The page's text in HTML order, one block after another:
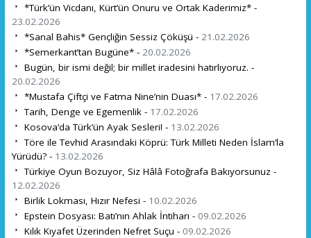
*Türk’ün Vicdanı, Kürt’ün Onuru ve Ortak Kaderimiz* -
23.02.2026
*Sanal Bahis* Gençliğin Sessiz Çöküşü - 21.02.2026
*Semerkant’tan Bugüne* - 20.02.2026
Bugün, bir ismi değil; bir millet iradesini hatırlıyoruz. -
20.02.2026
*Mustafa Çiftçi ve Fatma Nine’nin Duası* - 17.02.2026
Tarih, Denge ve Egemenlik - 17.02.2026
Kosova’da Türk’ün Ayak Sesleri! - 13.02.2026
Töre ile Tevhid Arasındaki Köprü: Türk Milleti Neden İslam’la
Yürüdü? - 13.02.2026
Türkiye Oyun Bozuyor, Siz Hâlâ Fotoğrafa Bakıyorsunuz -
12.02.2026
Birlik Lokması, Hızır Nefesi - 10.02.2026
Epstein Dosyası: Batı’nın Ahlak İntiharı - 09.02.2026
Kılık Kıyafet Üzerinden Nefret Suçu - 09.02.2026